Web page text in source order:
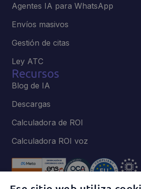
Agentes IA para WhatsApp
Envíos masivos
Gestión de citas
Ley ATC
Recursos
Blog de IA
Descargas
Calculadora de ROI
Calculadora ROI voz